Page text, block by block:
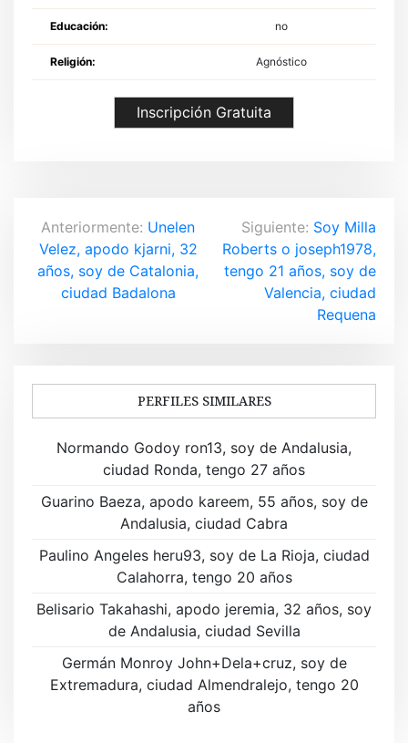
Educación: no
Religión: Agnóstico
Inscripción Gratuita
N
a
ó
n
e
Anteriormente: Unelen
Velez, apodo kjarni, 32
años, soy de Catalonia,
ciudad Badalona
Siguiente: Soy Milla
Roberts o joseph1978,
tengo 21 años, soy de
Valencia, ciudad
Requena
PERFILES SIMILARES
Normando Godoy ron13, soy de Andalusia,
ciudad Ronda, tengo 27 años
Guarino Baeza, apodo kareem, 55 años, soy de
Andalusia, ciudad Cabra
Paulino Angeles heru93, soy de La Rioja, ciudad
Calahorra, tengo 20 años
Belisario Takahashi, apodo jeremia, 32 años, soy
de Andalusia, ciudad Sevilla
Germán Monroy John+Dela+cruz, soy de
Extremadura, ciudad Almendralejo, tengo 20
años